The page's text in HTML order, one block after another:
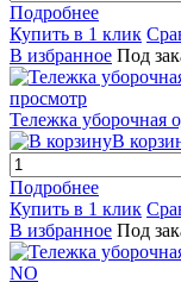
Подробнее
Купить в 1 клик
В избранное Под
просмотр
Тележка уборочная
В
Подробнее
Купить в 1 клик
В избранное Под